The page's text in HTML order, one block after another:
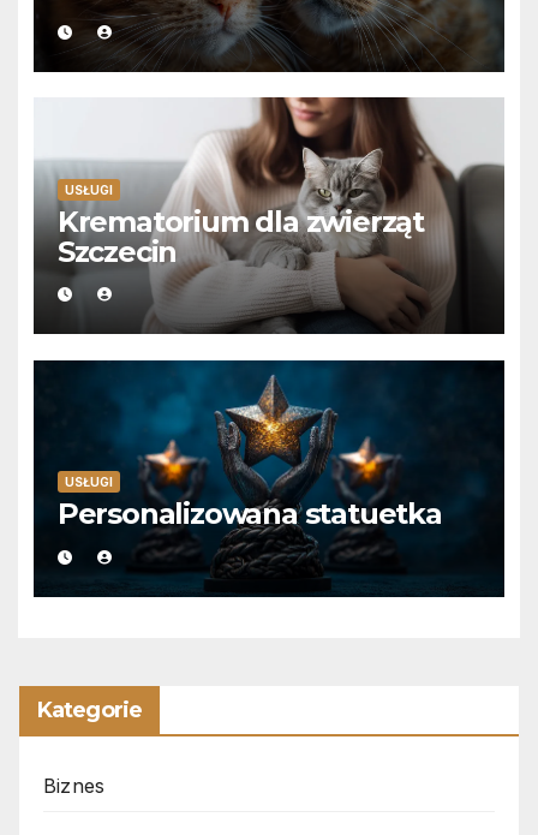
USŁUGI
Krematorium dla zwierząt
Szczecin
USŁUGI
Personalizowana statuetka
Kategorie
Biznes